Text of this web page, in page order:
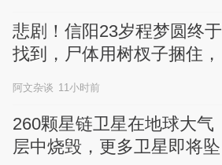
悲剧！信阳23岁程梦圆终于
找到，尸体用树杈子捆住，
阿文杂谈 11小时前
260颗星链卫星在地球大气
层中烧毁，更多卫星即将坠